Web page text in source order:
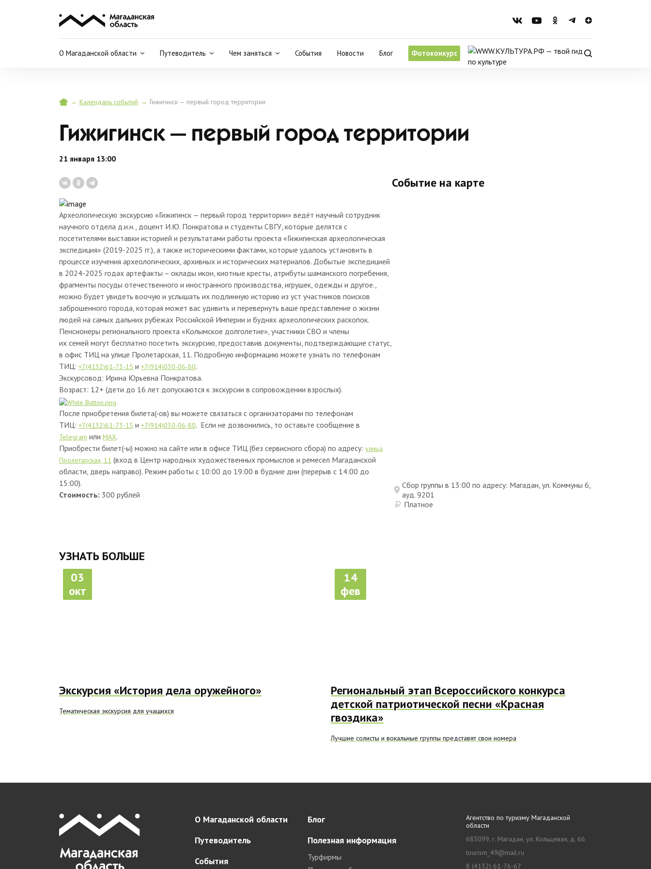
О Магаданской области Путеводитель Чем заняться События Новости Блог Фотоконкурс
→ Календарь событий → Гижигинск — первый город территории
Гижигинск — первый город территории
21 января 13:00
Археологическую экскурсию «Гижигинск — первый город территории» ведёт научный сотрудник
научного отдела д.и.н., доцент И.Ю. Понкратова и студенты СВГУ, которые делятся с
посетителями выставки историей и результатами работы проекта «Гижигинская археологическая
экспедиция» (2019-2025 гг.), а также историческими фактами, которые удалось установить в
процессе изучения археологических, архивных и исторических материалов. Добытые экспедицией
в 2024-2025 годах артефакты – оклады икон, киотные кресты, атрибуты шаманского погребения,
фрагменты посуды отечественного и иностранного производства, игрушек, одежды и другое.,
можно будет увидеть воочую и услышать их подлинную историю из уст участников поисков
заброшенного города, которая может вас удивить и перевернуть ваше представление о жизни
людей на самых дальних рубежах Российской Империи и буднях археологических раскопок.
Пенсионеры регионального проекта «Колымское долголетие», участники СВО и члены
их семей могут бесплатно посетить экскурсию, предоставив документы, подтверждающие статус,
в офис ТИЦ на улице Пролетарская, 11. Подробную информацию можете узнать по телефонам
ТИЦ: +7(4132)61-73-15 и +7(914)030-06-80.
Экскурсовод: Ирина Юрьевна Понкратова.
Возраст: 12+ (дети до 16 лет допускаются к экскурсии в сопровождении взрослых).
После приобретения билета(-ов) вы можете связаться с организаторами по телефонам
ТИЦ: +7(4132)61-73-15 и +7(914)030-06-80. Если не дозвонились, то оставьте сообщение в
Telegram или MAX.
Приобрести билет(-ы) можно на сайте или в офисе ТИЦ (без сервисного сбора) по адресу: улица
Пролетарская, 11 (вход в Центр народных художественных промыслов и ремесел Магаданской
области, дверь направо). Режим работы с 10:00 до 19:00 в будние дни (перерыв с 14:00 до
15:00).
Стоимость: 300 рублей
Событие на карте
Сбор группы в 13:00 по адресу: Магадан, ул. Коммуны 6,
ауд. 9201
Платное
УЗНАТЬ БОЛЬШЕ
03
окт
Экскурсия «История дела оружейного»
Тематическая экскурсия для учащихся
14
фев
Региональный этап Всероссийского конкурса
детской патриотической песни «Красная
гвоздика»
Лучшие солисты и вокальные группы представят свои номера
О Магаданской области
Путеводитель
События
Блог
Полезная информация
Турфирмы
Агентство по туризму Магаданской
области
685099, г. Магадан, ул. Кольцевая, д. 66
tourism_49@mail.ru
8 (4132) 61-76-67